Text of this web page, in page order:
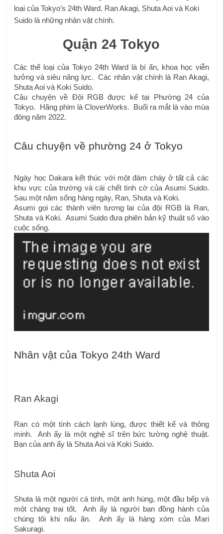
loại của Tokyo’s 24th Ward. Ran Akagi, Shuta Aoi và Koki
Suido là những nhân vật chính.
Quận 24 Tokyo
Các thể loại của Tokyo 24th Ward là bí ẩn, khoa học viễn
tưởng và siêu năng lực.  Các nhân vật chính là Ran Akagi,
Shuta Aoi và Koki Suido.
Câu chuyện về Đội RGB được kể tại Phường 24 của
Tokyo.  Hãng phim là CloverWorks.  Buổi ra mắt là vào mùa
đông năm 2022.
Câu chuyện về phường 24 ở Tokyo
Ngày học Dakara kết thúc với một đám cháy ở tất cả các
khu vực của trường và cái chết tình cờ của Asumi Suido.
Sau một năm sống hàng ngày, Ran, Shuta và Koki.
Asumi gọi các thành viên tương lai của đội RGB là Ran,
Shuta và Koki.  Asumi Suido đưa phiên bản kỹ thuật số vào
cuộc sống.
Nhân vật của Tokyo 24th Ward
Ran Akagi
Ran có một tính cách lạnh lùng, được thiết kế và thông
minh.  Anh ấy là một nghệ sĩ trên bức tường nghệ thuật.
Bạn của anh ấy là Shuta Aoi và Koki Suido.
Shuta Aoi
Shuta là một người cá tính, một anh hùng, một đầu bếp và
một chàng trai tốt.  Anh ấy là người bạn đồng hành của
chúng tôi khi nấu ăn.  Anh ấy là hàng xóm của Mari
Sakuragi.